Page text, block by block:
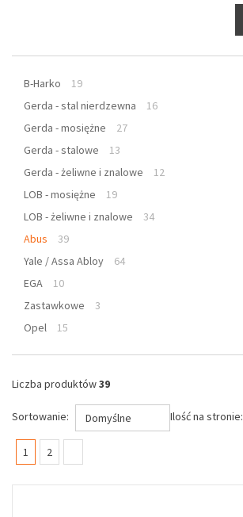
B-Harko
19
Gerda - stal nierdzewna
16
Gerda - mosiężne
27
Gerda - stalowe
13
Gerda - żeliwne i znalowe
12
LOB - mosiężne
19
LOB - żeliwne i znalowe
34
Abus
39
Yale / Assa Abloy
64
EGA
10
Zastawkowe
3
Opel
15
Liczba produktów39
Sortowanie: Domyślne Ilość na stronie:
1 (current)
2